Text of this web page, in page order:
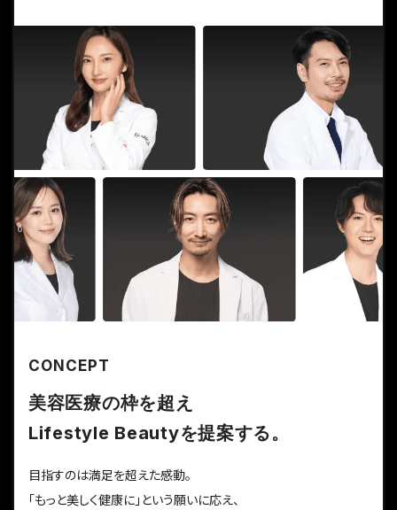
CONCEPT
美容医療の枠を超え
Lifestyle Beautyを提案する。
目指すのは満足を超えた感動。
「もっと美しく健康に」という願いに応え、